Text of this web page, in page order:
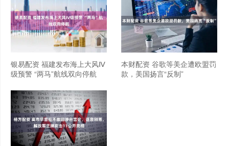
银易配资 福建发布海上大风Ⅳ
级预警 “两马”航线双向停航
本财配资 谷歌等美企遭欧盟罚
款，美国扬言“反制”